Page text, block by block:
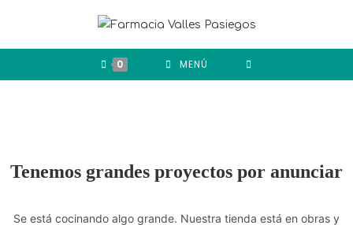
0 MENÚ
Tenemos grandes proyectos por anunciar
Se está cocinando algo grande. Nuestra tienda está en obras y